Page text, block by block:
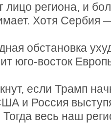
лицо региона, и
Хотя Сербия
обстановка
юго-восток
если Трамп
и Россия
весь наш